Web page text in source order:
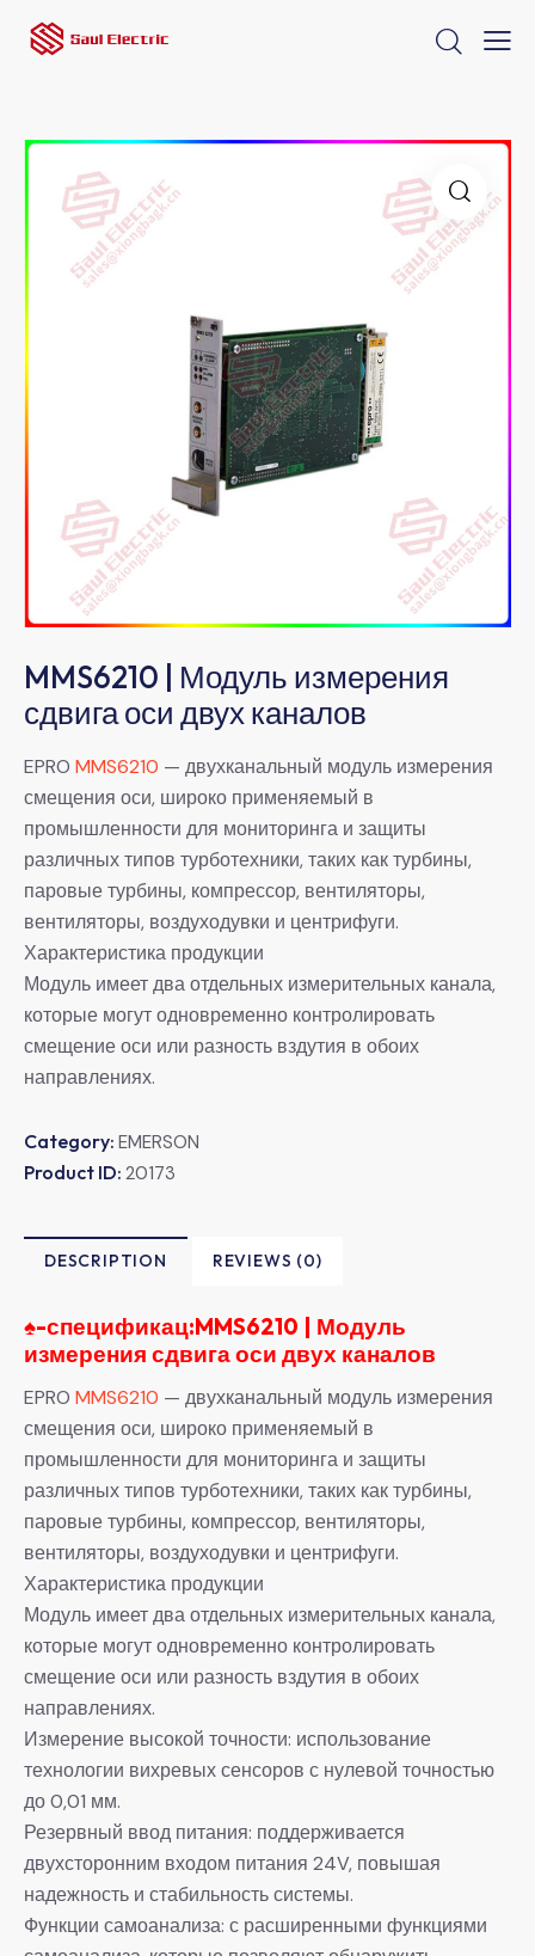
MMS6210 | Модуль измерения
сдвига оси двух каналов
EPRO MMS6210 — двухканальный модуль измерения
смещения оси, широко применяемый в
промышленности для мониторинга и защиты
различных типов турботехники, таких как турбины,
паровые турбины, компрессор, вентиляторы,
вентиляторы, воздуходувки и центрифуги.
Характеристика продукции
Модуль имеет два отдельных измерительных канала,
которые могут одновременно контролировать
смещение оси или разность вздутия в обоих
направлениях.
Category: EMERSON
Product ID: 20173
DESCRIPTION REVIEWS (0)
♠-спецификац:MMS6210 | Модуль
измерения сдвига оси двух каналов
EPRO MMS6210 — двухканальный модуль измерения
смещения оси, широко применяемый в
промышленности для мониторинга и защиты
различных типов турботехники, таких как турбины,
паровые турбины, компрессор, вентиляторы,
вентиляторы, воздуходувки и центрифуги.
Характеристика продукции
Модуль имеет два отдельных измерительных канала,
которые могут одновременно контролировать
смещение оси или разность вздутия в обоих
направлениях.
Измерение высокой точности: использование
технологии вихревых сенсоров с нулевой точностью
до 0,01 мм.
Резервный ввод питания: поддерживается
двухсторонним входом питания 24V, повышая
надежность и стабильность системы.
Функции самоанализа: с расширенными функциями